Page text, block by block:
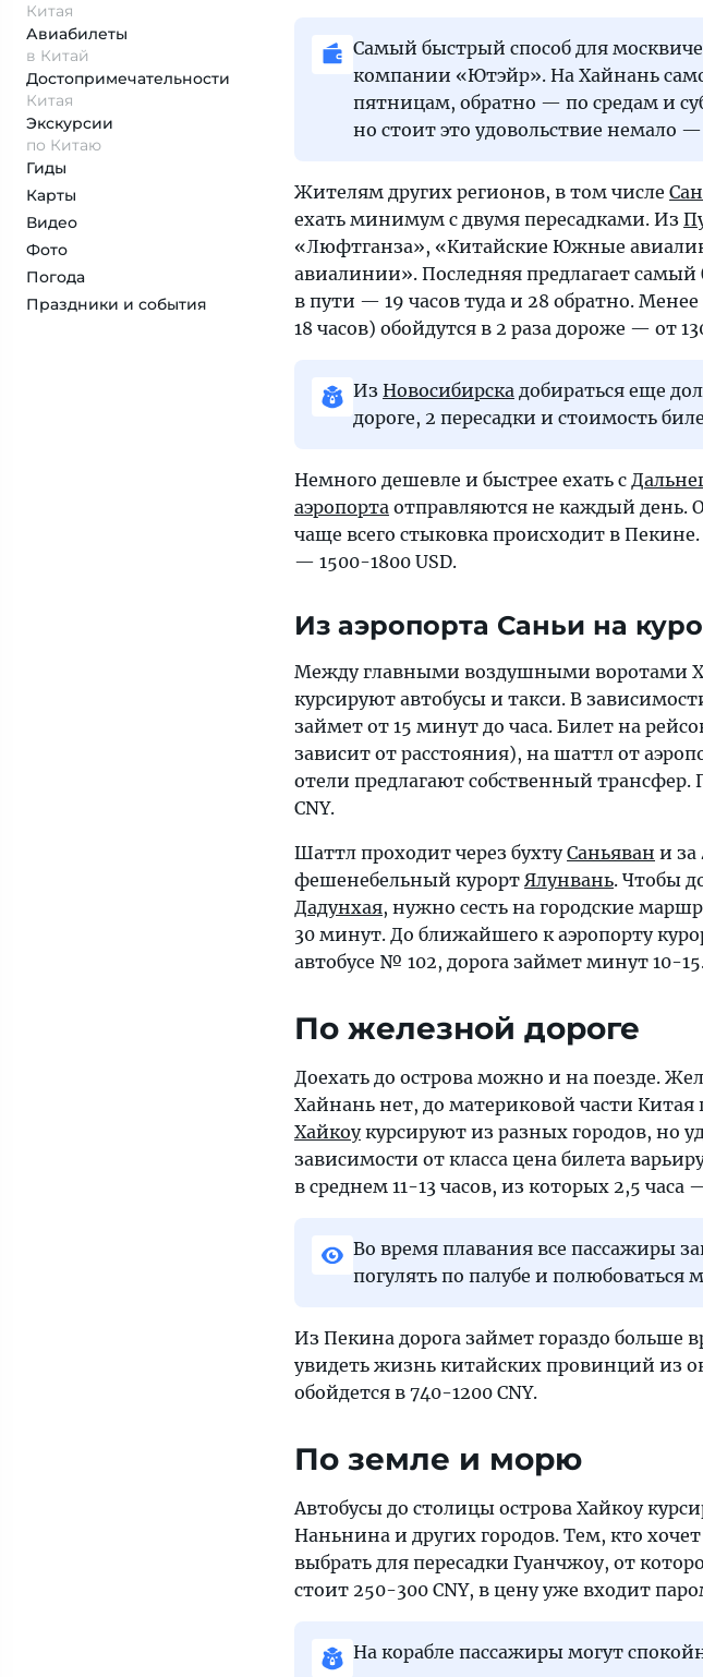
Китая
Авиабилеты
в Китай
Достопримеча­тельности
Китая
Экскурсии
по Китаю
Гиды
Карты
Видео
Фото
Погода
Праздники и события
Самый быстрый способ для
компании «Ютэйр». На Хайнань
пятницам, обратно — по средам и
но стоит это удовольствие немало —
Жителям других регионов, в том числе
ехать минимум с двумя пересадками. Из
«Люфтганза», «Китайские Южные
авиалинии». Последняя предлагает
в пути — 19 часов туда и 28 обратно.
18 часов) обойдутся в 2 раза дороже — от
Из Новосибирска добираться еще
дороге, 2 пересадки и стоимость
Немного дешевле и быстрее ехать с
аэропорта отправляются не каждый день.
чаще всего стыковка происходит в
— 1500-1800 USD.
Из аэропорта Саньи на
Между главными воздушными воротами
курсируют автобусы и такси. В
займет от 15 минут до часа. Билет на
зависит от расстояния), на шаттл от
отели предлагают собственный трансфер.
CNY.
Шаттл проходит через бухтуСаньяван и за
фешенебельный курорт Ялунвань. Чтобы
Дадунхая, нужно сесть на городские
30 минут. До ближайшего к аэропорту
автобусе № 102, дорога займет минут 10-
По железной дороге
Доехать до острова можно и на поезде.
Хайнань нет, до материковой части Китая
Хайкоукурсируют из разных городов, но
зависимости от класса цена билета
в среднем 11-13 часов, из которых 2,5
Во время плавания все пассажиры
погулять по палубе и полюбоваться
Из Пекина дорога займет гораздо
увидеть жизнь китайских провинций из
обойдется в 740-1200 CNY.
По земле и морю
Автобусы до столицы острова Хайкоу
Наньнина и других городов. Тем, кто
выбрать для пересадки Гуанчжоу, от
стоит 250-300 CNY, в цену уже входит
На корабле пассажиры могут